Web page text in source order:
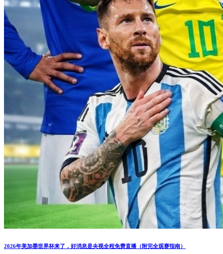
2026年美加墨世界杯来了，好消息是央视全程免费直播（附完全观赛指南）